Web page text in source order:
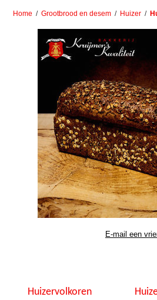
Home / Grootbrood en desem / Huizer /
Huizervolkoren